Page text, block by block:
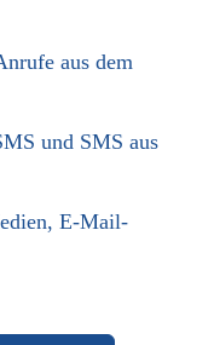
aus dem
und SMS aus
E-Mail-